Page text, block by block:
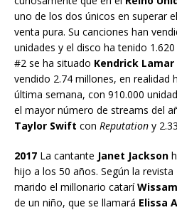
uno de los dos únicos en superar
venta pura. Su canciones han
unidades y el disco ha tenido
#2 se ha situado Kendrick Lamar
vendido 2.74 millones, en realidad
última semana, con 910.000
el mayor número de streams del
Taylor Swift con Reputation y
2017 La cantante Janet Jackson
hijo a los 50 años. Según la revista
marido el millonario catarí
de un niño, que se llamará Elissa